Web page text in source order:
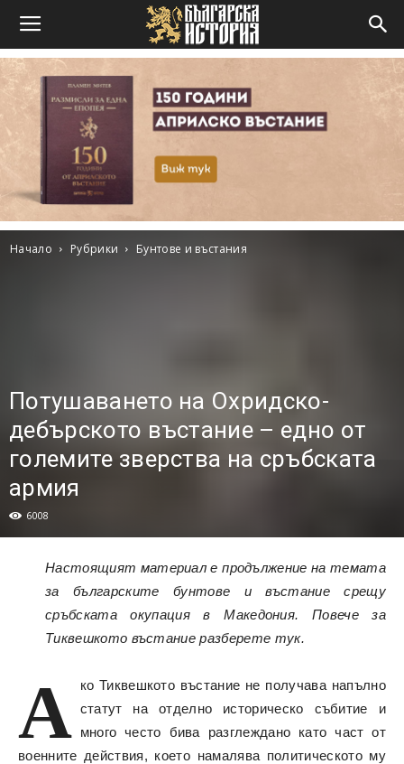
Начало Рубрики Бунтове и въстания
Потушаването на Охридско-
дебърското въстание – едно от
големите зверства на сръбската
армия
6008
Настоящият материал е продължение на темата
за българските бунтове и въстание срещу
сръбската окупация в Македония. Повече за
Тиквешкото въстание разберете тук.
А ко Тиквешкото въстание не получава напълно
статут на отделно историческо събитие и
много често бива разглеждано като част от
военните действия, което намалява политическото му